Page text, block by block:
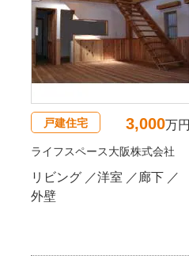
戸建住宅 3,000万円
ライフスペース大阪株式会社
リビング ／洋室 ／廊下 ／
外壁
廊下 外壁